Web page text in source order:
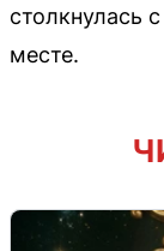
столкнулась
месте.